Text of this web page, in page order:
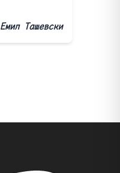
Емил Ташевски